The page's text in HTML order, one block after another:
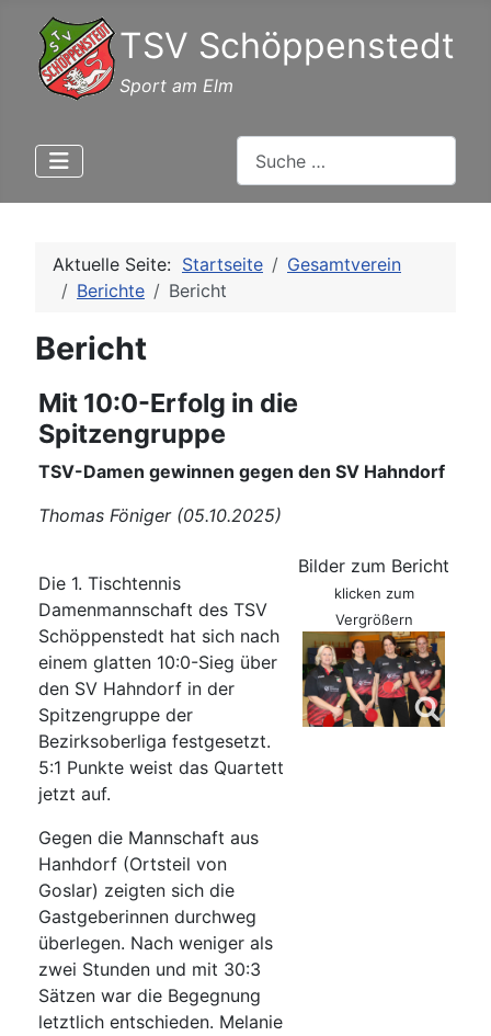
TSV Schöppenstedt
Sport am Elm
Aktuelle Seite: Startseite
Gesamtverein
Berichte
Bericht
Bericht
Mit 10:0-Erfolg in die
Spitzengruppe
TSV-Damen gewinnen gegen den SV Hahndorf
Thomas Föniger (05.10.2025)
Die 1. Tischtennis
Damenmannschaft des TSV
Schöppenstedt hat sich nach
einem glatten 10:0-Sieg über
den SV Hahndorf in der
Spitzengruppe der
Bezirksoberliga festgesetzt.
5:1 Punkte weist das Quartett
jetzt auf.
Gegen die Mannschaft aus
Hanhdorf (Ortsteil von
Goslar) zeigten sich die
Gastgeberinnen durchweg
überlegen. Nach weniger als
zwei Stunden und mit 30:3
Sätzen war die Begegnung
letztlich entschieden. Melanie
Bilder zum Bericht
klicken zum
Vergrößern